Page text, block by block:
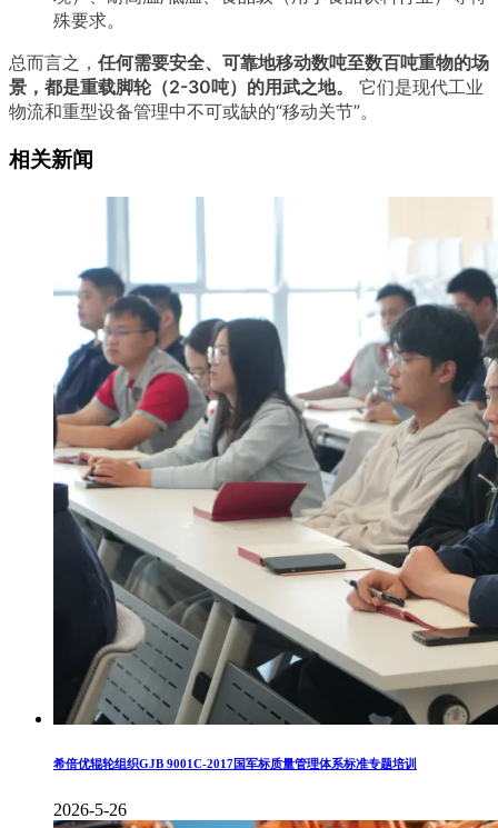
殊要求。
总而言之， 任何需要安全、可靠地移动数吨至数百吨重物的场
景，都是重载脚轮（2-30吨）的用武之地。
它们是现代工业
物流和重型设备管理中不可或缺的“移动关节”。
相关新闻
希倍优辊轮组织GJB 9001C-2017国军标质量管理体系标准专题培训
2026-5-26